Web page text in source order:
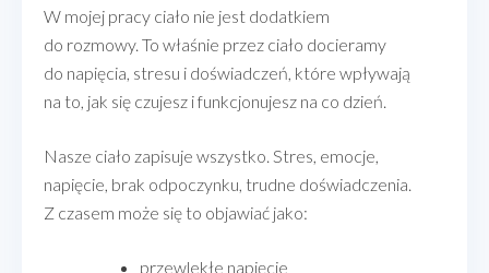
W mojej pracy ciało nie jest dodatkiem
do rozmowy. To właśnie przez ciało docieramy
do napięcia, stresu i doświadczeń, które wpływają
na to, jak się czujesz i funkcjonujesz na co dzień.
Nasze ciało zapisuje wszystko. Stres, emocje,
napięcie, brak odpoczynku, trudne doświadczenia.
Z czasem może się to objawiać jako:
przewlekłe napięcie